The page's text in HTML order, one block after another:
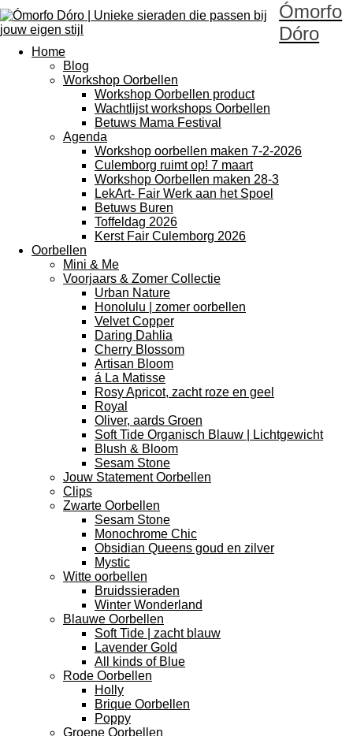
Ómorfo
Dóro
Home
Blog
Workshop Oorbellen
Workshop Oorbellen product
Wachtlijst workshops Oorbellen
Betuws Mama Festival
Agenda
Workshop oorbellen maken 7-2-2026
Culemborg ruimt op! 7 maart
Workshop Oorbellen maken 28-3
LekArt- Fair Werk aan het Spoel
Betuws Buren
Toffeldag 2026
Kerst Fair Culemborg 2026
Oorbellen
Mini & Me
Voorjaars & Zomer Collectie
Urban Nature
Honolulu | zomer oorbellen
Velvet Copper
Daring Dahlia
Cherry Blossom
Artisan Bloom
á La Matisse
Rosy Apricot, zacht roze en geel
Royal
Oliver, aards Groen
Soft Tide Organisch Blauw | Lichtgewicht
Blush & Bloom
Sesam Stone
Jouw Statement Oorbellen
Clips
Zwarte Oorbellen
Sesam Stone
Monochrome Chic
Obsidian Queens goud en zilver
Mystic
Witte oorbellen
Bruidssieraden
Winter Wonderland
Blauwe Oorbellen
Soft Tide | zacht blauw
Lavender Gold
All kinds of Blue
Rode Oorbellen
Holly
Brique Oorbellen
Poppy
Groene Oorbellen